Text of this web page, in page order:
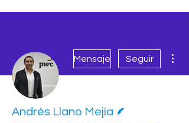
Mensaje Seguir
Andrés Llano Mejía